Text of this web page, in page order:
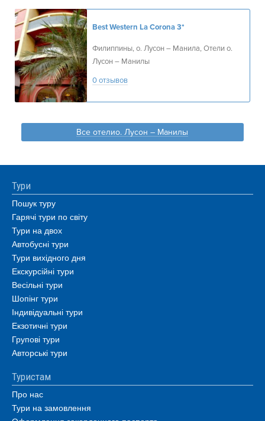
Best Western La Corona3*
Филиппины, о. Лусон – Манила, Отели о.
Лусон – Манилы
0 отзывов
Все отелио. Лусон – Манилы
Тури
Пошук туру
Гарячі тури по світу
Тури на двох
Автобусні тури
Тури вихідного дня
Екскурсійні тури
Весільні тури
Шопінг тури
Індивідуальні тури
Екзотичні тури
Групові тури
Авторські тури
Туристам
Про нас
Тури на замовлення